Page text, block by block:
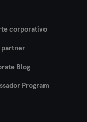
corporativo
partner
Blog
Program